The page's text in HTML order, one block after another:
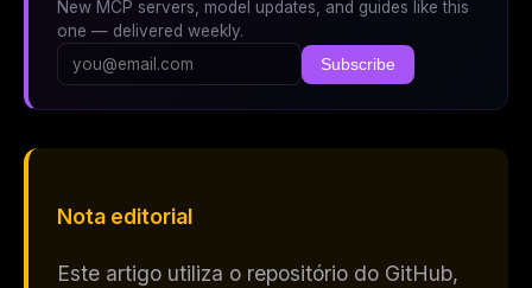
New MCP servers, model updates, and guides like this
one — delivered weekly.
Subscribe
Nota editorial
Este artigo utiliza o repositório do GitHub,